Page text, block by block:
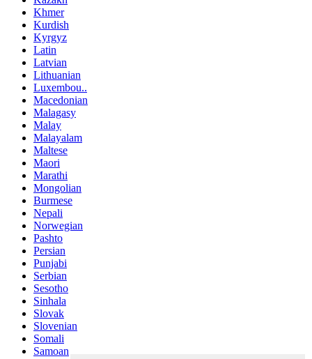
Khmer
Kurdish
Kyrgyz
Latin
Latvian
Lithuanian
Luxembou..
Macedonian
Malagasy
Malay
Malayalam
Maltese
Maori
Marathi
Mongolian
Burmese
Nepali
Norwegian
Pashto
Persian
Punjabi
Serbian
Sesotho
Sinhala
Slovak
Slovenian
Somali
Samoan